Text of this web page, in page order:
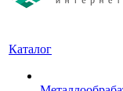
Каталог